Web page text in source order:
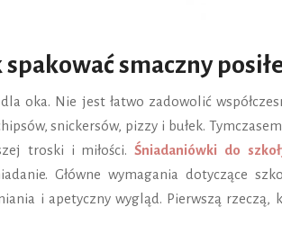
smaczny
oka. Nie jest łatwo zadowolić
snickersów, pizzy i bułek.
troski i miłości.Śniadaniówki do
Główne wymagania dotyczące
i apetyczny wygląd. Pierwszą rzeczą,